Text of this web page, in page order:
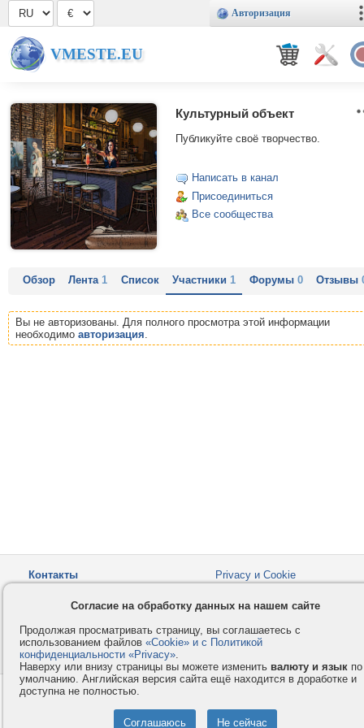
Авторизация
VMESTE.EU
Культурный объект
Публикуйте своё творчество.
Написать в канал
Присоединиться
Все сообщества
Обзор Лента1 Список Участники1 Форумы 0 Отзывы
Вы не авторизованы. Для полного просмотра этой информации
необходимо авторизация.
Контакты
Privacy и Cookie
Как оплатить
Форумы
© 2008-2026VMESTE.EU
Согласие на обработку данных на нашем сайте
Продолжая просматривать страницу, вы соглашаетесь с
использованием файлов «Cookie» и с Политикой
конфиденциальности «Privacy».
Наверху или внизу страницы вы можете изменить валюту и язык по
умолчанию. Английская версия сайта ещё находится в доработке и
доступна не полностью.